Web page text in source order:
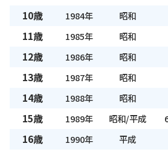
10歳 1984年 昭和
11歳 1985年 昭和
12歳 1986年 昭和
13歳 1987年 昭和
14歳 1988年 昭和
15歳 1989年 昭和/平成
16歳 1990年 平成